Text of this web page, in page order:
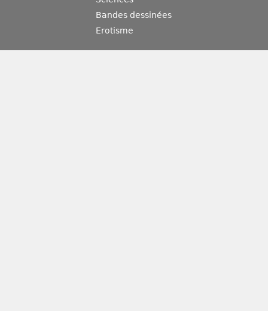
Bandes dessinées
Erotisme